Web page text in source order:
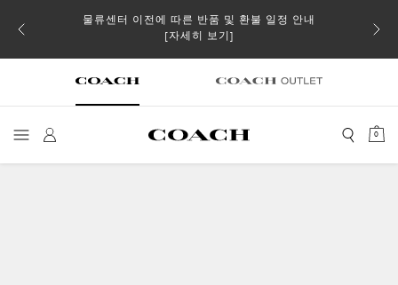
스트
물류센터 이전에 따른 반품 및 환불 일정 안내
[자세히 보기]
일부
0